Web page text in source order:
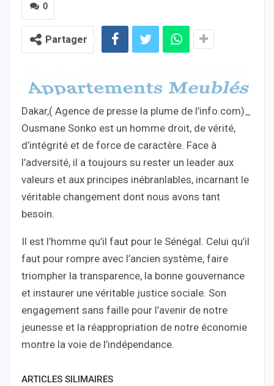
0
Partager
Dakar,( Agence de presse la plume de l’info.com)_
Ousmane Sonko est un homme droit, de vérité,
d’intégrité et de force de caractère. Face à
l’adversité, il a toujours su rester un leader aux
valeurs et aux principes inébranlables, incarnant le
véritable changement dont nous avons tant
besoin.
Il est l’homme qu’il faut pour le Sénégal. Celui qu’il
faut pour rompre avec l’ancien système, faire
triompher la transparence, la bonne gouvernance
et instaurer une véritable justice sociale. Son
engagement sans faille pour l’avenir de notre
jeunesse et la réappropriation de notre économie
montre la voie de l’indépendance.
ARTICLES SILIMAIRES